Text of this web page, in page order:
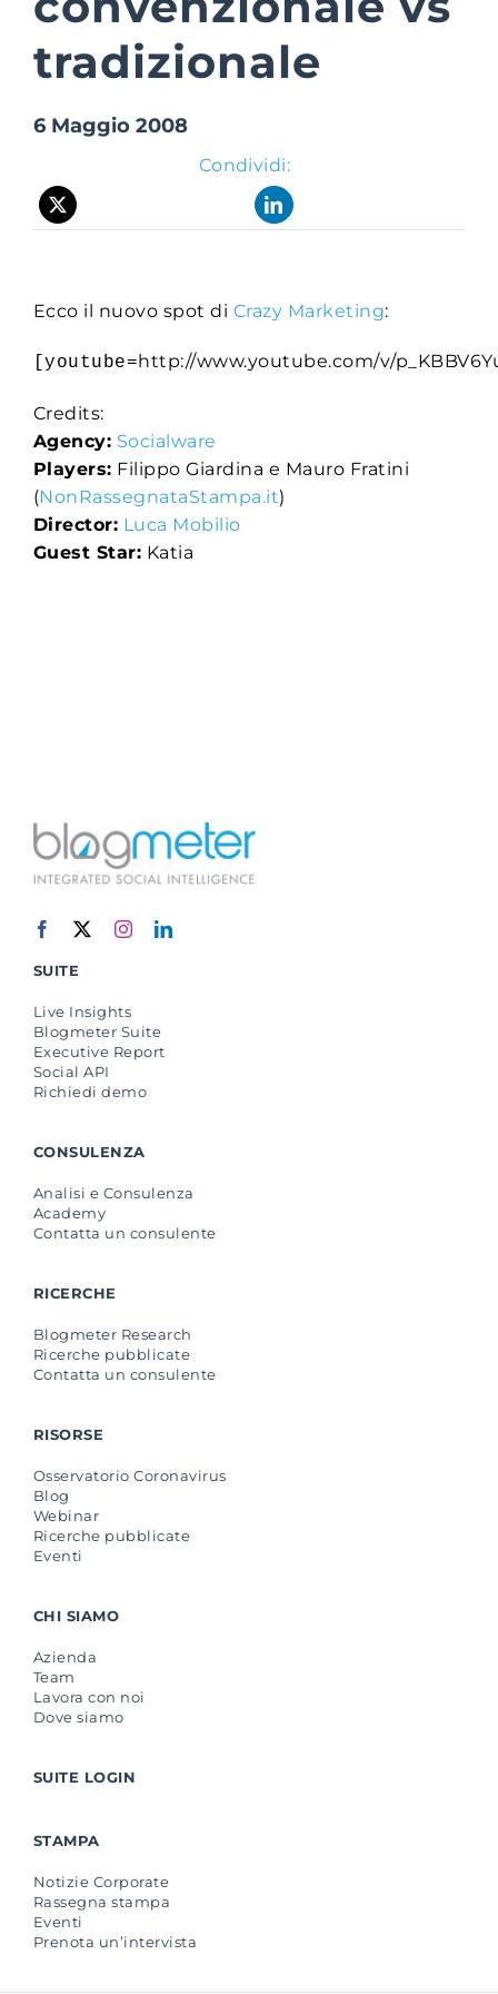
Suite Login
tradizionale
6 Maggio 2008
Condividi:
Ecco il nuovo spot di Crazy Marketing:
[youtube=http://www.youtube.com/v/
Credits:
Agency: Socialware
Players: Filippo Giardina e Mauro Fratini
(NonRassegnataStampa.it)
Director: Luca Mobilio
Guest Star: Katia
SUITE
Live Insights
Blogmeter Suite
Executive Report
Social API
Richiedi demo
CONSULENZA
Analisi e Consulenza
Academy
Contatta un consulente
RICERCHE
Blogmeter Research
Ricerche pubblicate
Contatta un consulente
RISORSE
Osservatorio Coronavirus
Blog
Webinar
Ricerche pubblicate
Eventi
CHI SIAMO
Azienda
Team
Lavora con noi
Dove siamo
SUITE LOGIN
STAMPA
Notizie Corporate
Rassegna stampa
Eventi
Prenota un’intervista